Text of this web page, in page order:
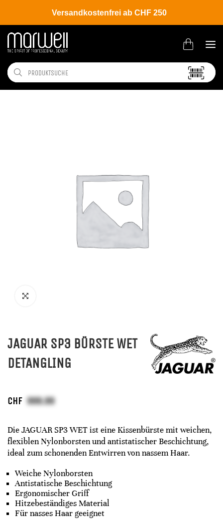
Versandkostenfrei ab CHF 250
Shop Tools Bürsten | Kämme Bürsten
JAGUAR SP3 BÜRSTE WET
DETANGLING
CHF
Die JAGUAR SP3 WET ist eine Kissenbürste mit weichen,
flexiblen Nylonborsten und antistatischer Beschichtung,
ideal zum schonenden Entwirren von nassem Haar.
Weiche Nylonborsten
Antistatische Beschichtung
Ergonomischer Griff
Hitzebeständiges Material
Für nasses Haar geeignet